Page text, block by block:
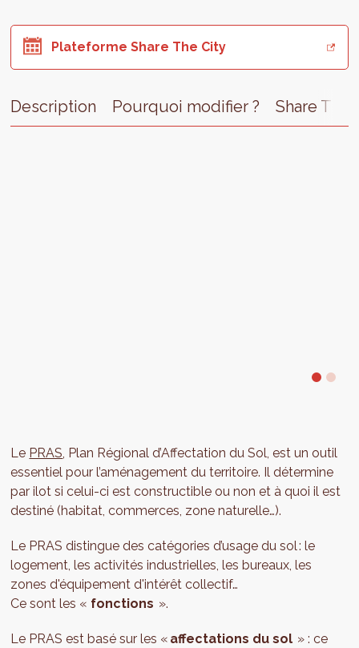
Plateforme Share The City
Description Pourquoi modifier ? Share The
Le PRAS, Plan Régional d’Affectation du Sol, est un outil
essentiel pour l’aménagement du territoire. Il détermine
par ilot si celui-ci est constructible ou non et à quoi il est
destiné (habitat, commerces, zone naturelle…).
Le PRAS distingue des catégories d’usage du sol : le
logement, les activités industrielles, les bureaux, les
zones d'équipement d'intérêt collectif…
Ce sont les « fonctions ».
Le PRAS est basé sur les « affectations du sol » : ce